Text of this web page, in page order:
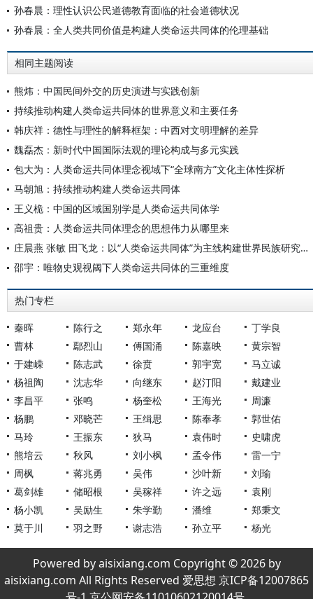
孙春晨：理性认识公民道德教育面临的社会道德状况
孙春晨：全人类共同价值是构建人类命运共同体的伦理基础
相同主题阅读
熊炜：中国民间外交的历史演进与实践创新
持续推动构建人类命运共同体的世界意义和主要任务
韩庆祥：德性与理性的解释框架：中西对文明理解的差异
魏磊杰：新时代中国国际法观的理论构成与多元实践
包大为：人类命运共同体理念视域下“全球南方”文化主体性探析
马朝旭：持续推动构建人类命运共同体
王义桅：中国的区域国别学是人类命运共同体学
高祖贵：人类命运共同体理念的思想伟力从哪里来
庄晨燕 张敏 田飞龙：以“人类命运共同体”为主线构建世界民族研究自主知识体系
邵宇：唯物史观视阈下人类命运共同体的三重维度
热门专栏
秦晖 陈行之 郑永年 龙应台
丁学良
曹林
鄢烈山 傅国涌 陈嘉映
黄宗智
于建嵘
陈志武 徐贲 郭宇宽
马立诚
杨祖陶
沈志华 向继东 赵汀阳
戴建业
李昌平
张鸣 杨奎松 王海光
周濂
杨鹏
邓晓芒 王缉思 陈奉孝
郭世佑
马玲
王振东 狄马 袁伟时
史啸虎
熊培云
秋风 刘小枫 孟令伟
雷一宁
周枫
蒋兆勇 吴伟 沙叶新
刘瑜
葛剑雄
储昭根 吴稼祥 许之远
袁刚
杨小凯
吴励生 朱学勤 潘维
郑秉文
莫于川
羽之野 谢志浩 孙立平 杨光
Powered by aisixiang.com Copyright © 2026 by
aisixiang.com All Rights Reserved 爱思想 京ICP备12007865